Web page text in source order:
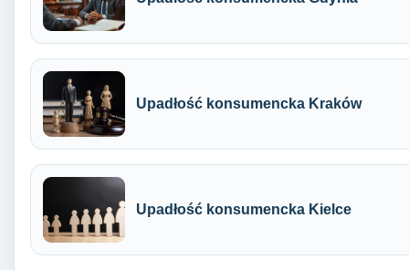
Upadłość konsumencka Kraków
Upadłość konsumencka Kielce